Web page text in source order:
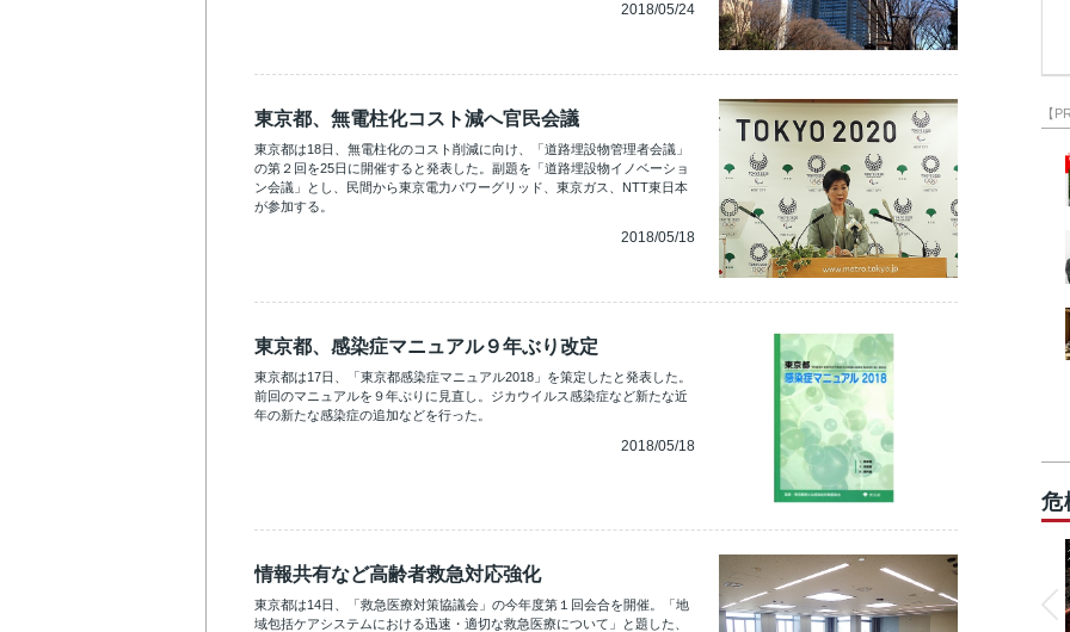
2018/05/24
東京都、無電柱化コスト減へ官民会議
東京都は18日、無電柱化のコスト削減に向け、「道路埋設物管理者会議」
の第２回を25日に開催すると発表した。副題を「道路埋設物イノベーショ
ン会議」とし、民間から東京電力パワーグリッド、東京ガス、NTT東日本
が参加する。
2018/05/18
東京都、感染症マニュアル９年ぶり改定
東京都は17日、「東京都感染症マニュアル2018」を策定したと発表した。
前回のマニュアルを９年ぶりに見直し。ジカウイルス感染症など新たな近
年の新たな感染症の追加などを行った。
2018/05/18
情報共有など高齢者救急対応強化
東京都は14日、「救急医療対策協議会」の今年度第１回会合を開催。「地
域包括ケアシステムにおける迅速・適切な救急医療について」と題した、
【
危